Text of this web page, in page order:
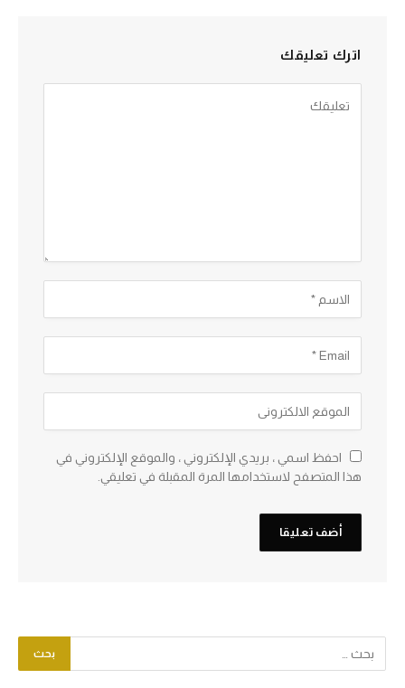
اترك تعليقك
احفظ اسمي ، بريدي الإلكتروني ، والموقع الإلكتروني في
هذا المتصفح لاستخدامها المرة المقبلة في تعليقي.